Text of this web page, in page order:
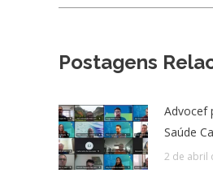
Postagens
Advocef
Saúde
2 de abril